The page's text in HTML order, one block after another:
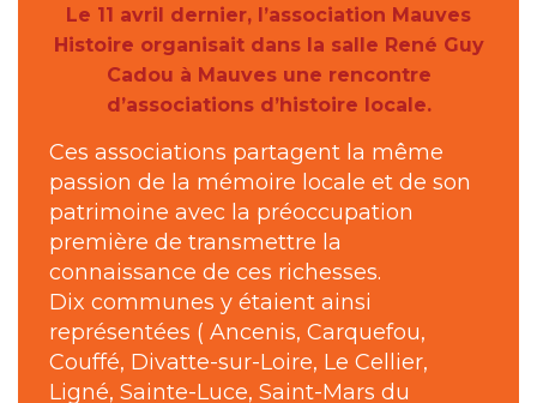
Le 11 avril dernier, l’association Mauves
Histoire organisait dans la salle René Guy
Cadou à Mauves une rencontre
d’associations d’histoire locale.
Ces associations partagent la même
passion de la mémoire locale et de son
patrimoine avec la préoccupation
première de transmettre la
connaissance de ces richesses.
Dix communes y étaient ainsi
représentées ( Ancenis, Carquefou,
Couffé, Divatte-sur-Loire, Le Cellier,
Ligné, Sainte-Luce, Saint-Mars du